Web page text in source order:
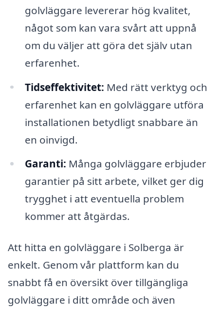
golvläggare levererar hög kvalitet,
något som kan vara svårt att uppnå
om du väljer att göra det själv utan
erfarenhet.
Tidseffektivitet: Med rätt verktyg och
erfarenhet kan en golvläggare utföra
installationen betydligt snabbare än
en oinvigd.
Garanti: Många golvläggare erbjuder
garantier på sitt arbete, vilket ger dig
trygghet i att eventuella problem
kommer att åtgärdas.
Att hitta en golvläggare i Solberga är
enkelt. Genom vår plattform kan du
snabbt få en översikt över tillgängliga
golvläggare i ditt område och även